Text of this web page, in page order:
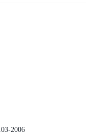
2006